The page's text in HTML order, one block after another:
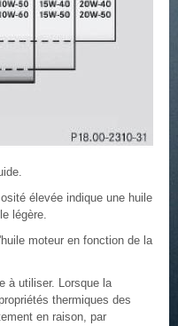
élevée indique une huile
légère.
moteur en fonction de la
à utiliser. Lorsque la
thermiques des
en raison, par